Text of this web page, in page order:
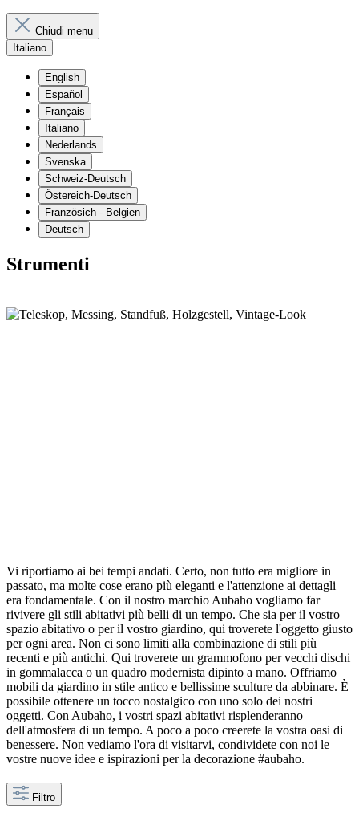
Chiudi menu
Italiano
English
Español
Français
Italiano
Nederlands
Svenska
Schweiz-Deutsch
Östereich-Deutsch
Französich - Belgien
Deutsch
Strumenti
Vi riportiamo ai bei tempi andati. Certo, non tutto era migliore in
passato, ma molte cose erano più eleganti e l'attenzione ai dettagli
era fondamentale. Con il nostro marchio Aubaho vogliamo far
rivivere gli stili abitativi più belli di un tempo. Che sia per il vostro
spazio abitativo o per il vostro giardino, qui troverete l'oggetto giusto
per ogni area. Non ci sono limiti alla combinazione di stili più
recenti e più antichi. Qui troverete un grammofono per vecchi dischi
in gommalacca o un quadro modernista dipinto a mano. Offriamo
mobili da giardino in stile antico e bellissime sculture da abbinare. È
possibile ottenere un tocco nostalgico con uno solo dei nostri
oggetti. Con Aubaho, i vostri spazi abitativi risplenderanno
dell'atmosfera di un tempo. A poco a poco creerete la vostra oasi di
benessere. Non vediamo l'ora di visitarvi, condividete con noi le
vostre nuove idee e ispirazioni per la decorazione #aubaho.
Filtro